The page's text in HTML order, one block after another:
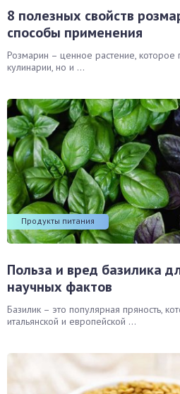
8 полезных свойств
способы применения
Розмарин – ценное растение, которое
кулинарии, но и ...
Продукты питания
Польза и вред базилика
научных фактов
Базилик – это популярная пряность,
итальянской и европейской ...